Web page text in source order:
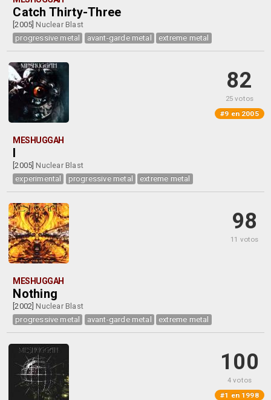
Catch Thirty-Three
[2005] Nuclear Blast
progressive metal
avant-garde metal extreme metal
82
25 votos
#9 en 2005
MESHUGGAH
I
[2005] Nuclear Blast
experimental
progressive metal extreme metal
98
11 votos
MESHUGGAH
Nothing
[2002] Nuclear Blast
progressive metal
avant-garde metal extreme metal
100
4 votos
#1 en 1998